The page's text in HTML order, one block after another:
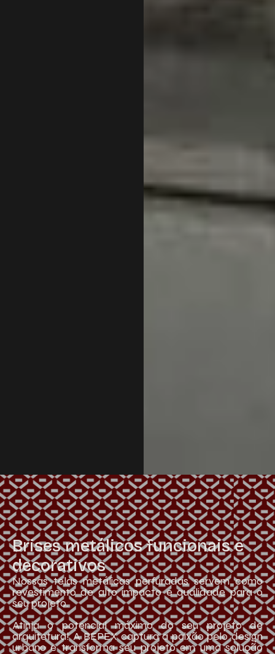
Brises metálicos funcionais e
decorativos
Nossas telas metálicas perfuradas servem como
revestimento de alto impacto e qualidade para o
seu projeto.
Atinja o potencial máximo do seu projeto de
arquitetura! A BEPEX captura a paixão pelo design
urbano e transforma seu projeto em uma solução